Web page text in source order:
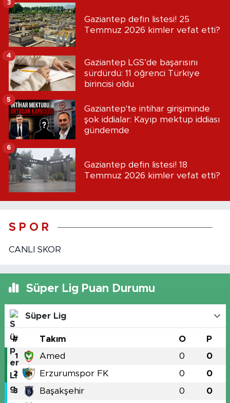
Gaziantep defin listesi! 25
Temmuz 2026 kimler vefat etti?
3
Gaziantep LGS’de başarısını
sürdürdü: 11 öğrenci Türkiye
birincisi oldu
4
Gaziantep'te intihar girişiminde
şok iddialar: Kayıp mektup iddiası
gündemde
5
Gaziantep defin listesi! 18
Temmuz 2026 kimler vefat etti?
6
S P O R
CANLI SKOR
Süper Lig Puan Durumu
Süper Lig
# Takım O P
1 Amed 0 0
2 Erzurumspor FK 0 0
3 Başakşehir 0 0